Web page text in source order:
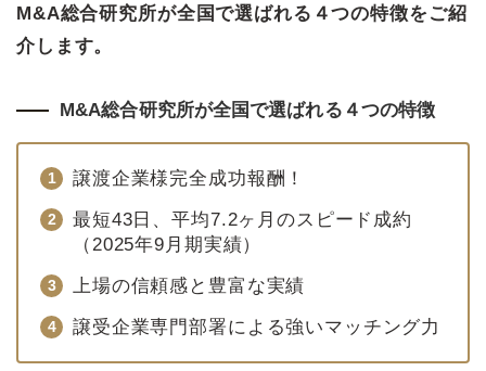
M&A総合研究所が全国で選ばれる４つの特徴をご紹
介します。
M&A総合研究所が全国で選ばれる４つの特徴
譲渡企業様完全成功報酬！
最短43日、平均7.2ヶ月のスピード成約
（2025年9月期実績）
上場の信頼感と豊富な実績
譲受企業専門部署による強いマッチング力